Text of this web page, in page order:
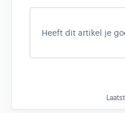
Heeft dit artikel je